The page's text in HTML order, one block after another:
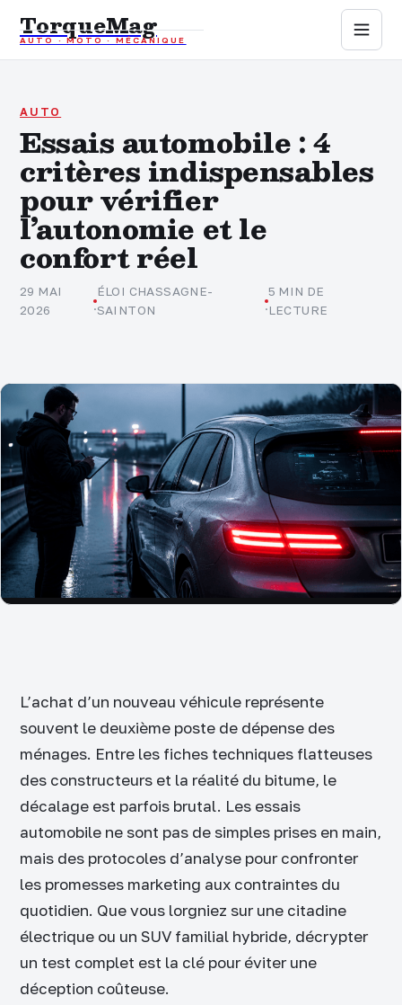
TorqueMag
AUTO · MOTO · MÉCANIQUE
Auto
Mécanique
Sports mécaniques
Assurance
AUTO
Essais automobile : 4
critères indispensables
pour vérifier
l’autonomie et le
confort réel
29 MAI
2026
·
ÉLOI CHASSAGNE-
SAINTON
·
5 MIN DE
LECTURE
L’achat d’un nouveau véhicule représente
souvent le deuxième poste de dépense des
ménages. Entre les fiches techniques flatteuses
des constructeurs et la réalité du bitume, le
décalage est parfois brutal. Les essais
automobile ne sont pas de simples prises en main,
mais des protocoles d’analyse pour confronter
les promesses marketing aux contraintes du
quotidien. Que vous lorgniez sur une citadine
électrique ou un SUV familial hybride, décrypter
un test complet est la clé pour éviter une
déception coûteuse.